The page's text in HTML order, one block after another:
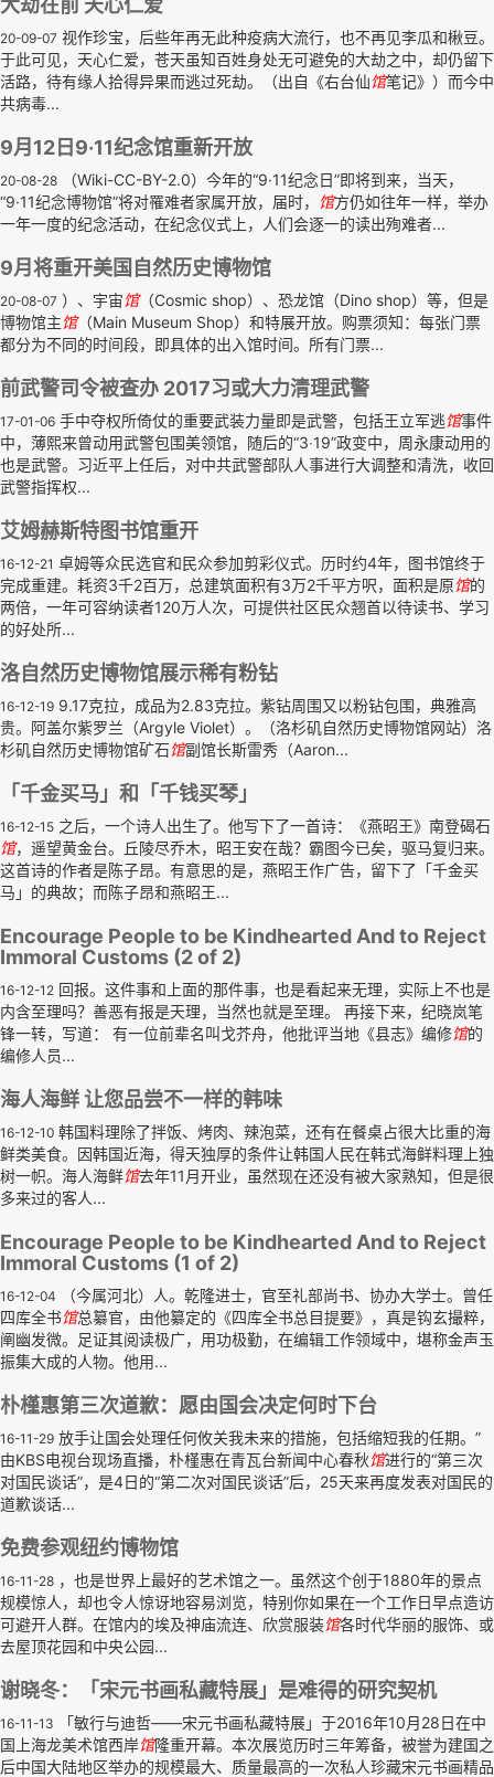
大劫在前 天心仁爱
20-09-07 视作珍宝，后些年再无此种疫病大流行，也不再见李瓜和楸豆。
于此可见，天心仁爱，苍天虽知百姓身处无可避免的大劫之中，却仍留下
活路，待有缘人拾得异果而逃过死劫。（出自《右台仙馆笔记》）而今中
共病毒...
9月12日9·11纪念馆重新开放
20-08-28 （Wiki-CC-BY-2.0）今年的“9·11纪念日”即将到来，当天，
“9·11纪念博物馆”将对罹难者家属开放，届时，
馆方仍如往年一样，举办
一年一度的纪念活动，在纪念仪式上，人们会逐一的读出殉难者...
9月将重开美国自然历史博物馆
20-08-07 ）、宇宙馆（Cosmic shop）、恐龙馆（Dino shop）等，但是
博物馆主馆（Main Museum Shop）和特展开放。购票须知：每张门票
都分为不同的时间段，即具体的出入馆时间。所有门票...
前武警司令被查办 2017习或大力清理武警
17-01-06 手中夺权所倚仗的重要武装力量即是武警，包括王立军逃馆事件
中，薄熙来曾动用武警包围美领馆，随后的“3‧19”政变中，周永康动用的
也是武警。习近平上任后，对中共武警部队人事进行大调整和清洗，收回
武警指挥权...
艾姆赫斯特图书馆重开
16-12-21 卓姆等众民选官和民众参加剪彩仪式。历时约4年，图书馆终于
完成重建。耗资3千2百万，总建筑面积有3万2千平方呎，面积是原馆的
两倍，一年可容纳读者120万人次，可提供社区民众翘首以待读书、学习
的好处所...
洛自然历史博物馆展示稀有粉钻
16-12-19 9.17克拉，成品为2.83克拉。紫钻周围又以粉钻包围，典雅高
贵。阿盖尔紫罗兰（Argyle Violet）。（洛杉矶自然历史博物馆网站）洛
杉矶自然历史博物馆矿石馆副馆长斯雷秀（Aaron...
「千金买马」和「千钱买琴」
16-12-15 之后，一个诗人出生了。他写下了一首诗：《燕昭王》南登碣石
馆，遥望黄金台。丘陵尽乔木，昭王安在哉？霸图今已矣，驱马复归来。
这首诗的作者是陈子昂。有意思的是，燕昭王作广告，留下了「千金买
马」的典故；而陈子昂和燕昭王...
Encourage People to be Kindhearted And to Reject
Immoral Customs (2 of 2)
16-12-12 回报。这件事和上面的那件事，也是看起来无理，实际上不也是
内含至理吗？善恶有报是天理，当然也就是至理。 再接下来，纪晓岚笔
锋一转，写道： 有一位前辈名叫戈芥舟，他批评当地《县志》编修馆的
编修人员...
海人海鲜 让您品尝不一样的韩味
16-12-10 韩国料理除了拌饭、烤肉、辣泡菜，还有在餐桌占很大比重的海
鲜类美食。因韩国近海，得天独厚的条件让韩国人民在韩式海鲜料理上独
树一帜。海人海鲜馆去年11月开业，虽然现在还没有被大家熟知，但是很
多来过的客人...
Encourage People to be Kindhearted And to Reject
Immoral Customs (1 of 2)
16-12-04
（今属河北）人。乾隆进士，官至礼部尚书、协办大学士。曾任
四库全书馆总纂官，由他纂定的《四库全书总目提要》，真是钩玄撮粹，
阐幽发微。足证其阅读极广，用功极勤，在编辑工作领域中，堪称金声玉
振集大成的人物。他用...
朴槿惠第三次道歉：愿由国会决定何时下台
16-11-29 放手让国会处理任何攸关我未来的措施，包括缩短我的任期。”
由KBS电视台现场直播，朴槿惠在青瓦台新闻中心春秋馆进行的“第三次
对国民谈话”，是4日的“第二次对国民谈话”后，25天来再度发表对国民的
道歉谈话...
免费参观纽约博物馆
16-11-28 ，也是世界上最好的艺术馆之一。虽然这个创于1880年的景点
规模惊人，却也令人惊讶地容易浏览，特别你如果在一个工作日早点造访
可避开人群。在馆内的埃及神庙流连、欣赏服装馆各时代华丽的服饰、或
去屋顶花园和中央公园...
谢晓冬：「宋元书画私藏特展」是难得的研究契机
16-11-13
「敏行与迪哲——宋元书画私藏特展」于2016年10月28日在中
国上海龙美术馆西岸馆隆重开幕。本次展览历时三年筹备，被誉为建国之
后中国大陆地区举办的规模最大、质量最高的一次私人珍藏宋元书画精品